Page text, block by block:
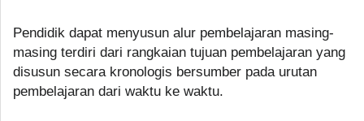
Pendidik dapat menyusun alur pembelajaran masing-
masing terdiri dari rangkaian tujuan pembelajaran yang
disusun secara kronologis bersumber pada urutan
pembelajaran dari waktu ke waktu.